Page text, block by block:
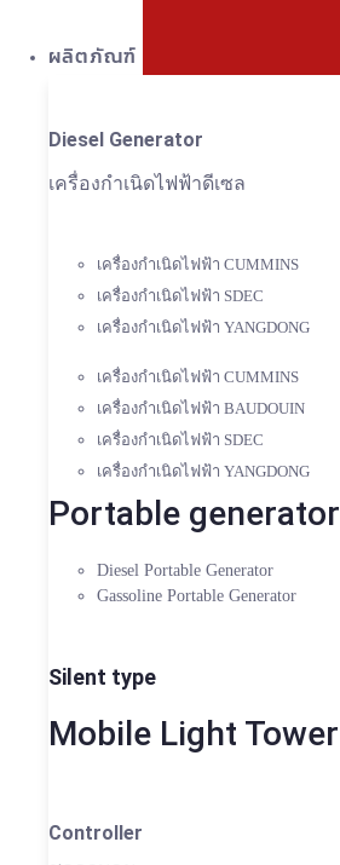
ผลิตภัณฑ์
Diesel Generator
เครื่องกำเนิดไฟฟ้าดีเซล
เครื่องกำเนิดไฟฟ้า CUMMINS
เครื่องกำเนิดไฟฟ้า SDEC
เครื่องกำเนิดไฟฟ้า YANGDONG
เครื่องกำเนิดไฟฟ้า CUMMINS
เครื่องกำเนิดไฟฟ้า BAUDOUIN
เครื่องกำเนิดไฟฟ้า SDEC
เครื่องกำเนิดไฟฟ้า YANGDONG
Portable generator
Diesel Portable Generator
Gassoline Portable Generator
Silent type
Mobile Light Tower
Controller